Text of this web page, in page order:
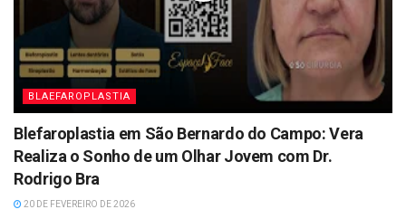
BLAEFAROPLASTIA
Blefaroplastia em São Bernardo do Campo: Vera
Realiza o Sonho de um Olhar Jovem com Dr.
Rodrigo Bra
20 DE FEVEREIRO DE 2026